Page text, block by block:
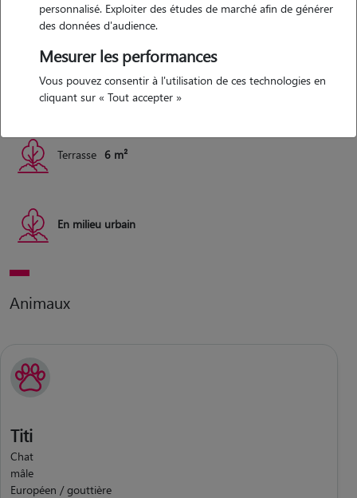
Logement
appartement avec deux chambres et une terrasse
Appartement 70 m²
Terrasse 6 m²
En milieu urbain
Animaux
Titi
Chat
mâle
Européen / gouttière
personnalisé. Exploiter des études de marché afin de générer
des données d'audience.
Mesurer les performances
Vous pouvez consentir à l'utilisation de ces technologies en
cliquant sur « Tout accepter »